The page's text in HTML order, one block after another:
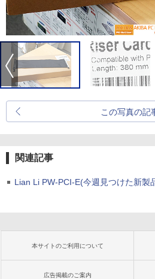
この写真の記
関連記事
Lian Li PW-PCI-E(今週見つけた新製
本サイトのご利用について
広告掲載のご案内